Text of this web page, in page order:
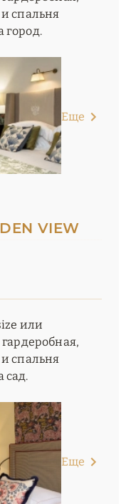
спальня
город.
Еще
VIEW
или
спальня
сад.
Еще